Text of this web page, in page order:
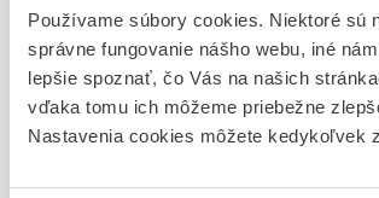
Používame súbory cookies. Niektoré sú
správne fungovanie nášho webu, iné
lepšie spoznať, čo Vás na našich
vďaka tomu ich môžeme priebežne
Nastavenia cookies môžete kedykoľvek
Typ registračnej procedúry
Decentralizovaná
Držiteľ, krajina
Teva B.V., Holandsko